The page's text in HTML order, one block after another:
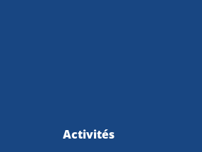
Activités